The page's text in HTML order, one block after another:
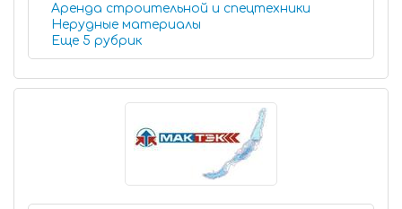
Аренда строительной и спецтехники
Нерудные материалы
Еще 5 рубрик